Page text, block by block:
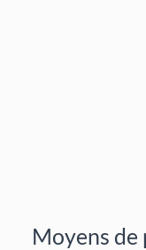
Moyens de